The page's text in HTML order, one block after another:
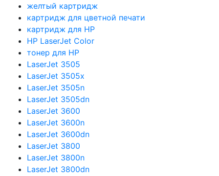
желтый картридж
картридж для цветной печати
картридж для HP
HP LaserJet Color
тонер для HP
LaserJet 3505
LaserJet 3505x
LaserJet 3505n
LaserJet 3505dn
LaserJet 3600
LaserJet 3600n
LaserJet 3600dn
LaserJet 3800
LaserJet 3800n
LaserJet 3800dn